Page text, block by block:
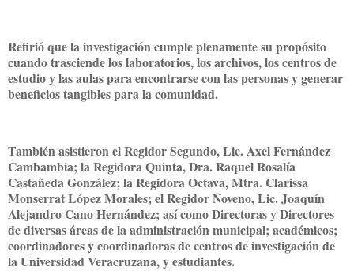
Refirió que la investigación cumple plenamente su propósito
cuando trasciende los laboratorios, los archivos, los centros de
estudio y las aulas para encontrarse con las personas y generar
beneficios tangibles para la comunidad.
También asistieron el Regidor Segundo, Lic. Axel Fernández
Cambambia; la Regidora Quinta, Dra. Raquel Rosalía
Castañeda González; la Regidora Octava, Mtra. Clarissa
Monserrat López Morales; el Regidor Noveno, Lic. Joaquín
Alejandro Cano Hernández; así como Directoras y Directores
de diversas áreas de la administración municipal; académicos;
coordinadores y coordinadoras de centros de investigación de
la Universidad Veracruzana, y estudiantes.